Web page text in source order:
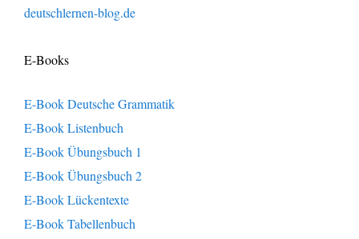
deutschlernen-blog.de
E-Books
E-Book Deutsche Grammatik
E-Book Listenbuch
E-Book Übungsbuch 1
E-Book Übungsbuch 2
E-Book Lückentexte
E-Book Tabellenbuch